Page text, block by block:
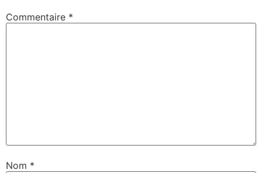
Commentaire *
Nom *